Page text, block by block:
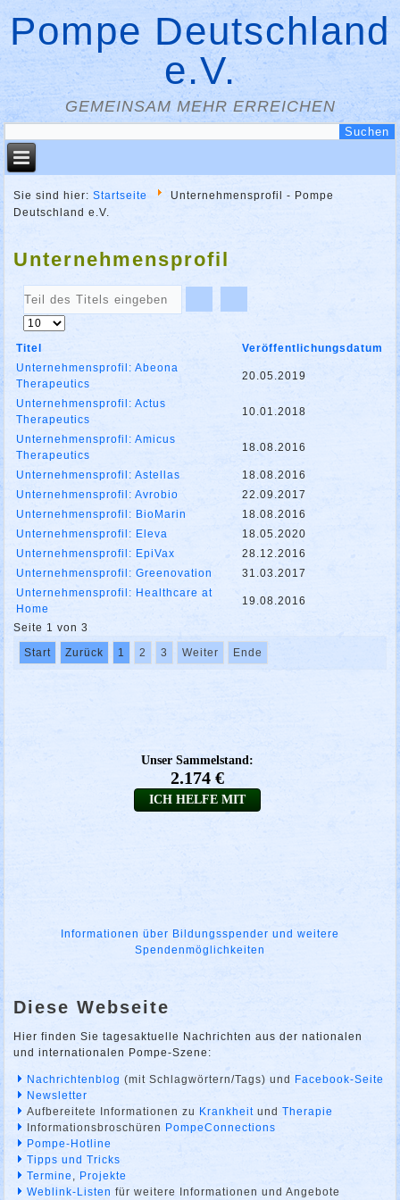
Pompe Deutschland
e.V.
GEMEINSAM MEHR ERREICHEN
Sie sind hier:Startseite
Unternehmensprofil - Pompe
Deutschland e.V.
Unternehmensprofil
Teil
Titels
eingeben
Anzeige
Titel
Veröffentlichungsdatum
Unternehmensprofil: Abeona
Therapeutics
20.05.2019
Unternehmensprofil: Actus
Therapeutics
10.01.2018
Unternehmensprofil: Amicus
Therapeutics
18.08.2016
Unternehmensprofil: Astellas
18.08.2016
Unternehmensprofil: Avrobio
22.09.2017
Unternehmensprofil: BioMarin
18.08.2016
Unternehmensprofil: Eleva
18.05.2020
Unternehmensprofil: EpiVax
28.12.2016
Unternehmensprofil: Greenovation
31.03.2017
Unternehmensprofil: Healthcare at
Home
19.08.2016
Seite 1 von 3
Start
Zurück 1 2 3 Weiter Ende
Informationen über Bildungsspender und weitere
Spendenmöglichkeiten
Diese Webseite
Hier finden Sie tagesaktuelle Nachrichten aus der nationalen
und internationalen Pompe-Szene:
Nachrichtenblog (mit Schlagwörtern/Tags) und Facebook-Seite
Newsletter
Aufbereitete Informationen zu Krankheit undTherapie
Informationsbroschüren PompeConnections
Pompe-Hotline
Tipps und Tricks
Termine
Projekte
Weblink-Listen für weitere Informationen und Angebote